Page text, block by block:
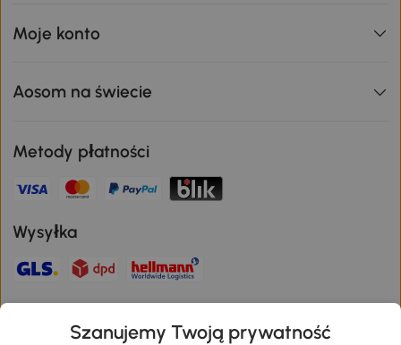
Moje konto
Aosom na świecie
Metody płatności
Wysyłka
Szanujemy Twoją prywatność